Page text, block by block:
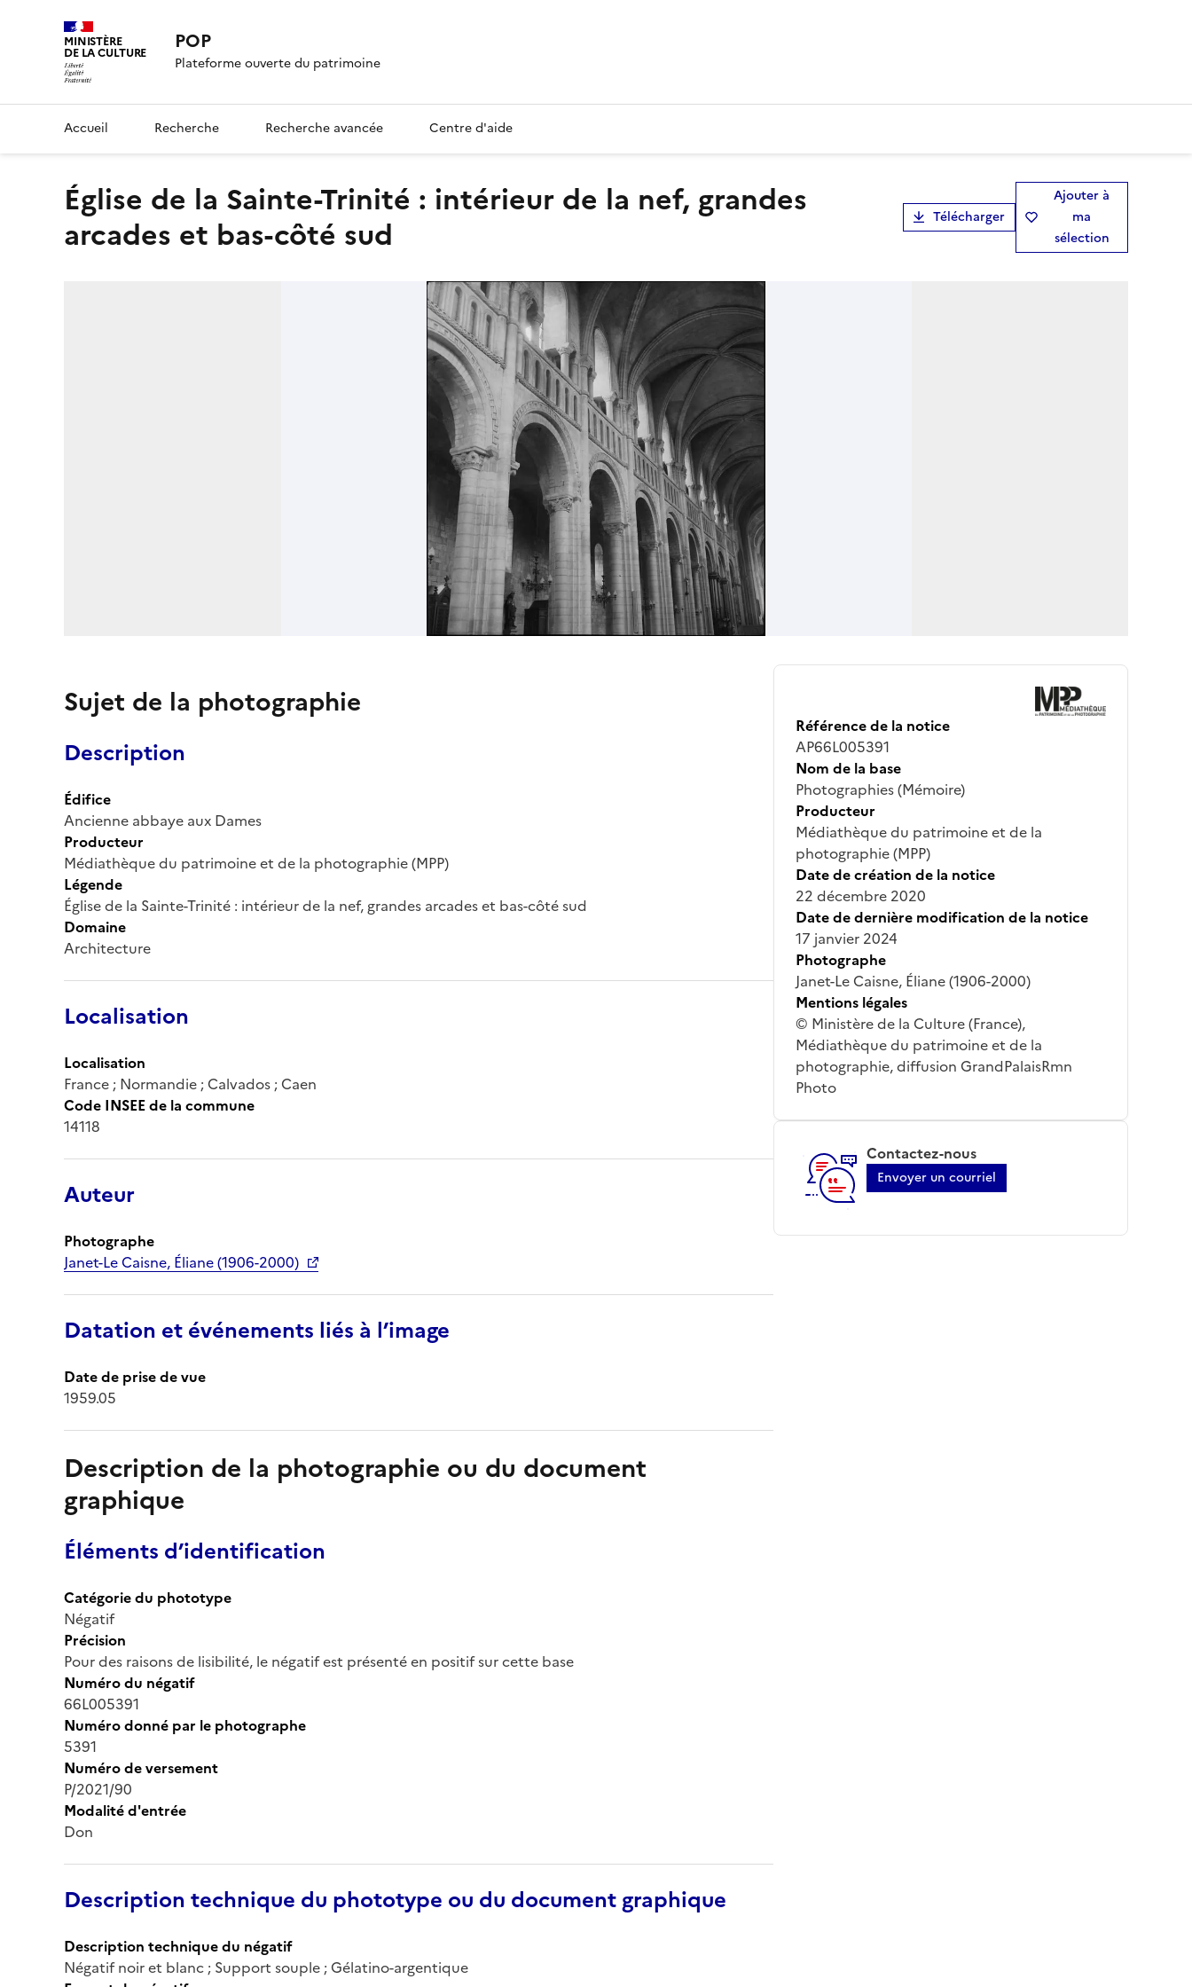
MINISTÈRE
DE LA CULTURE POP
Plateforme ouverte du patrimoine
Accueil Recherche Recherche avancée Centre d'aide
Église de la Sainte-Trinité : intérieur de la nef, grandes
arcades et bas-côté sud
Télécharger
Ajouter à
ma
sélection
Sujet de la photographie
Description
Édifice
Ancienne abbaye aux Dames
Producteur
Médiathèque du patrimoine et de la photographie (MPP)
Légende
Église de la Sainte-Trinité : intérieur de la nef, grandes arcades et bas-côté sud
Domaine
Architecture
Localisation
Localisation
France ; Normandie ; Calvados ; Caen
Code INSEE de la commune
14118
Auteur
Photographe
Janet-Le Caisne, Éliane (1906-2000)
Datation et événements liés à l’image
Date de prise de vue
1959.05
Description de la photographie ou du document
graphique
Éléments d’identification
Catégorie du phototype
Négatif
Précision
Pour des raisons de lisibilité, le négatif est présenté en positif sur cette base
Numéro du négatif
66L005391
Numéro donné par le photographe
5391
Numéro de versement
P/2021/90
Modalité d'entrée
Don
Description technique du phototype ou du document graphique
Description technique du négatif
Négatif noir et blanc ; Support souple ; Gélatino-argentique
Référence de la notice
AP66L005391
Nom de la base
Photographies (Mémoire)
Producteur
Médiathèque du patrimoine et de la
photographie (MPP)
Date de création de la notice
22 décembre 2020
Date de dernière modification de la notice
17 janvier 2024
Photographe
Janet-Le Caisne, Éliane (1906-2000)
Mentions légales
© Ministère de la Culture (France),
Médiathèque du patrimoine et de la
photographie, diffusion GrandPalaisRmn
Photo
Contactez-nous
Envoyer un courriel